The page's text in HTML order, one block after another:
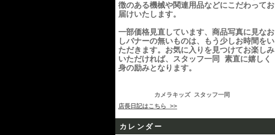
徴のある機械や関連用品などにこだわってお
届けいたします。
一部価格見直しています、商品写真に見なお
しバナーの無いものは、もう少しお時間をい
ただきます。お気に入りを見つけてお楽しみ
いただければ、スタッフ一同 素直に嬉しく
身の励みとなります。
カメラキッズ スタッフ一同
店長日記はこちら >>
カレンダー